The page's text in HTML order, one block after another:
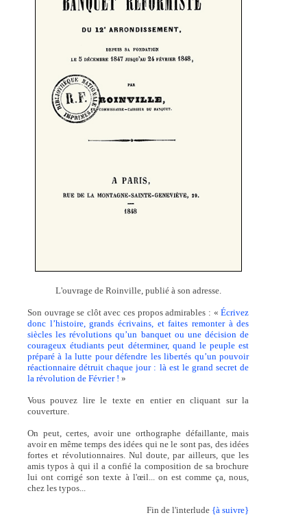
L'ouvrage de Roinville, publié à son adresse.
Son ouvrage se clôt avec ces propos admirables : «Écrivez
donc l’histoire, grands écrivains, et faites remonter à des
siècles les révolutions qu’un banquet ou une décision de
courageux étudiants peut déterminer, quand le peuple est
préparé à la lutte pour défendre les libertés qu’un pouvoir
réactionnaire détruit chaque jour : là est le grand secret de
la révolution de Février ! »
Vous pouvez lire le texte en entier en cliquant sur la
couverture.
On peut, certes, avoir une orthographe défaillante, mais
avoir en même temps des idées qui ne le sont pas, des idées
fortes et révolutionnaires. Nul doute, par ailleurs, que les
amis typos à qui il a confié la composition de sa brochure
lui ont corrigé son texte à l'œil... on est comme ça, nous,
chez les typos...
Fin de l'interlude {à suivre}